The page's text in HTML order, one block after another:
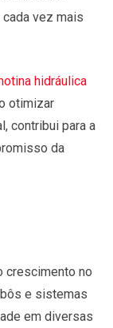
vez mais
hidráulica
otimizar
contribui para a
da
crescimento no
e sistemas
em diversas